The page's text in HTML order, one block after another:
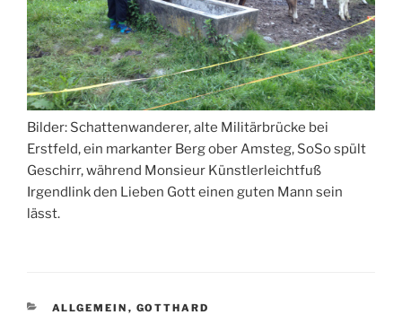
Bilder: Schattenwanderer, alte Militärbrücke bei
Erstfeld, ein markanter Berg ober Amsteg, SoSo spült
Geschirr, während Monsieur Künstlerleichtfuß
Irgendlink den Lieben Gott einen guten Mann sein
lässt.
KATEGORIEN
ALLGEMEIN , GOTTHARD